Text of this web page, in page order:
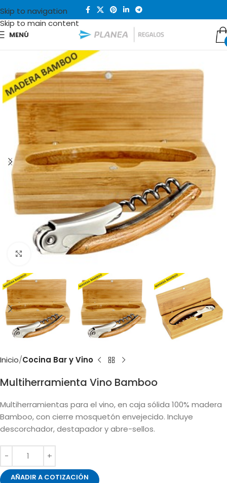
Skip to navigation
Skip to main content
MENÚ
Clic para ampliar
Inicio Cocina Bar y Vino
Multiherramienta Vino Bamboo
Multiherramientas para el vino, en caja sólida 100% madera
Bamboo, con cierre mosquetón envejecido. Incluye
descorchador, destapador y abre-sellos.
AÑADIR A COTIZACIÓN